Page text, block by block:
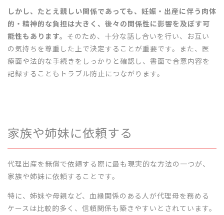
しかし、たとえ親しい関係であっても、妊娠・出産に伴う肉体
的・精神的な負担は大きく、後々の関係性に影響を及ぼす可
能性もあります。 そのため、十分な話し合いを行い、お互い
の気持ちを尊重した上で決定することが重要です。また、医
療面や法的な手続きをしっかりと確認し、書面で合意内容を
記録することもトラブル防止につながります。
家族や姉妹に依頼する
代理出産を無償で依頼する際に最も現実的な方法の一つが、
家族や姉妹に依頼することです。
特に、姉妹や母親など、血縁関係のある人が代理母を務める
ケースは比較的多く、信頼関係も築きやすいとされています。